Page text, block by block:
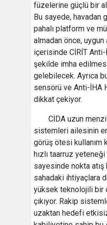
füzelerine güçlü bir
Bu sayede, havadan
pahalı platform ve
almadan önce, uygun
içerisinde CİRİT
şekilde imha
gelebilecek. Ayrıca
sensörü ve Anti-İHA
dikkat çekiyor.
CİDA uzun
sistemleri ailesinin
görüş ötesi kullanım
hızlı taarruz yeteneği
sayesinde nokta
sahadaki ihtiyaçlara
yüksek teknolojili bir
çıkıyor. Rakip
uzaktan hedefi